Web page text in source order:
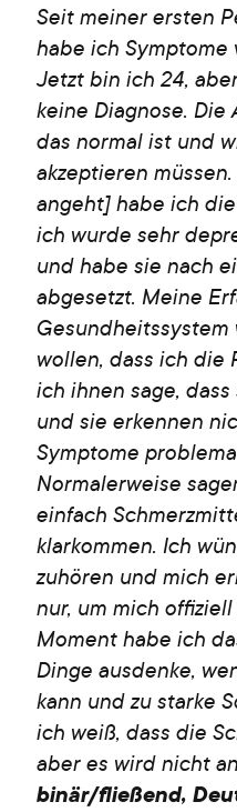
Seit meiner ersten
habe ich Symptome
Jetzt bin ich 24,
keine Diagnose. Die
das normal ist und
akzeptieren
angeht] habe ich
ich wurde sehr
und habe sie nach
abgesetzt. Meine
wollen, dass ich die
ich ihnen sage,
und sie erkennen
Symptome
Normalerweise
einfach
klarkommen. Ich
zuhören und mich
nur, um mich
Moment habe ich
Dinge ausdenke,
kann und zu starke
ich weiß, dass die
aber es wird nicht
binär/fließend,